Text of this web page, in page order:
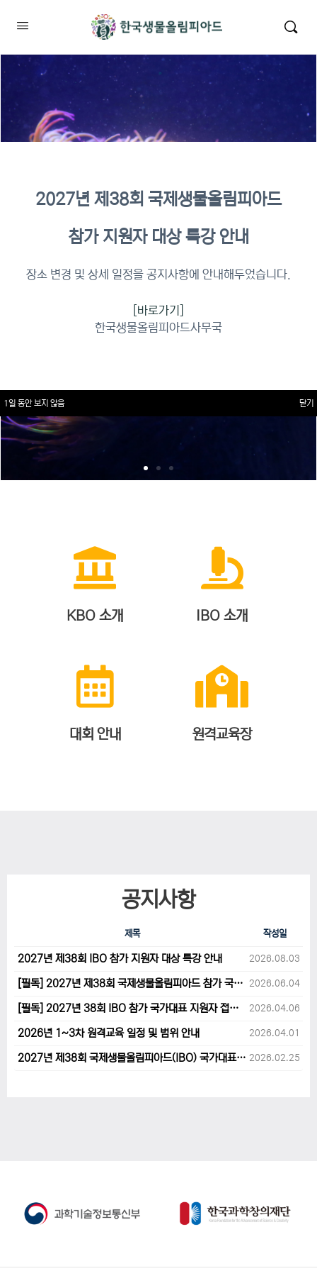
이수증명서 확인 바로가기
KBO 소개 IBO 소개
대회 안내 원격교육장
공지사항
제목 작성일
2027년 제38회 IBO 참가 지원자 대상 특강 안내 2026.08.03
[필독] 2027년 제38회 국제생물올림피아드 참가 국가대표 1차후보자 선발고사 범위 및 일정 안내 2026.06.04
[필독] 2027년 38회 IBO 참가 국가대표 지원자 접수 마감 및 원격교육 관련 공지사항 안내입니다. 2026.04.06
2026년 1~3차 원격교육 일정 및 범위 안내 2026.04.01
2027년 제38회 국제생물올림피아드(IBO) 국가대표 후보자 지원 안내 2026.02.25
2027년 제38회 국제생물올림피아드
참가 지원자 대상 특강 안내
장소 변경 및 상세 일정을 공지사항에 안내해두었습니다.
[바로가기]
한국생물올림피아드사무국
1일 동안 보지 않음 닫기